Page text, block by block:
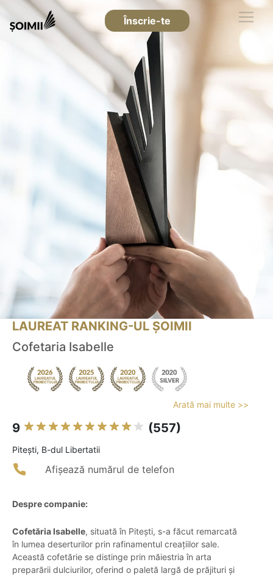
Înscrie-te
LAUREAT RANKING-UL ȘOIMII
Cofetaria Isabelle
Arată mai multe >>
9 (557)
Piteşti, B-dul Libertatii
Afișează numărul de telefon
Despre companie:
Cofetăria Isabelle, situată în Pitești, s-a făcut remarcată
în lumea deserturilor prin rafinamentul creațiilor sale.
Această cofetărie se distinge prin măiestria în arta
preparării dulciurilor, oferind o paletă largă de prăjituri și